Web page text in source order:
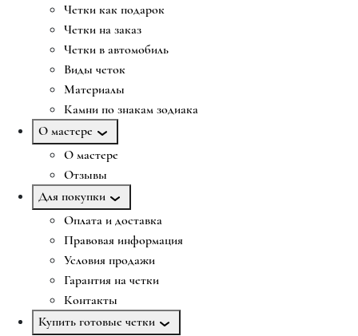
Четки как подарок
Четки на заказ
Четки в автомобиль
Виды четок
Материалы
Камни по знакам зодиака
О мастере
О мастере
Отзывы
Для покупки
Оплата и доставка
Правовая информация
Условия продажи
Гарантия на четки
Контакты
Купить готовые четки